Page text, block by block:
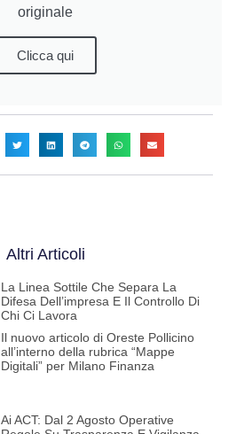
originale
Clicca qui
Altri Articoli
La Linea Sottile Che Separa La
Difesa Dell’impresa E Il Controllo Di
Chi Ci Lavora
Il nuovo articolo di Oreste Pollicino
all’interno della rubrica “Mappe
Digitali” per Milano Finanza
Ai ACT: Dal 2 Agosto Operative